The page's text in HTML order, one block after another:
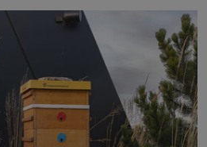
čím dál častěji volá o
Dalo by se